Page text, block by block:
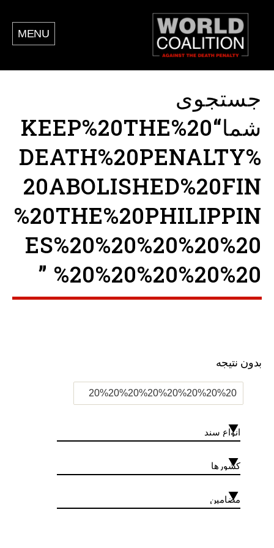
MENU
جستجوی
شما“KEEP%20THE%20
DEATH%20PENALTY%
20ABOLISHED%20FIN
%20THE%20PHILIPPIN
ES%20%20%20%20%20
%20%20%20%20%20 ”
بدون نتیجه